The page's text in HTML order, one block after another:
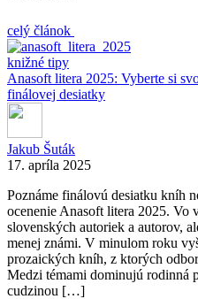
celý článok
knižné tipy
Anasoft litera 2025: Vyberte si
finálovej desiatky
Jakub Šuták
17. apríla 2025
Poznáme finálovú desiatku kníh
ocenenie Anasoft litera 2025. Vo
slovenských autoriek a autorov,
menej známi. V minulom roku
prozaických kníh, z ktorých
Medzi témami dominujú rodinná
cudzinou […]